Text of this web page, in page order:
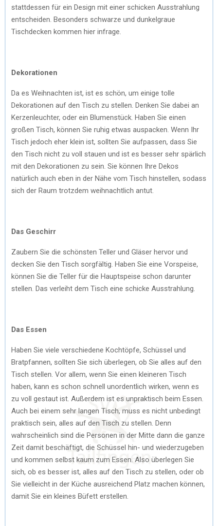
stattdessen für ein Design mit einer schicken Ausstrahlung
entscheiden. Besonders schwarze und dunkelgraue
Tischdecken kommen hier infrage.
Dekorationen
Da es Weihnachten ist, ist es schön, um einige tolle
Dekorationen auf den Tisch zu stellen. Denken Sie dabei an
Kerzenleuchter, oder ein Blumenstück. Haben Sie einen
großen Tisch, können Sie ruhig etwas auspacken. Wenn Ihr
Tisch jedoch eher klein ist, sollten Sie aufpassen, dass Sie
den Tisch nicht zu voll stauen und ist es besser sehr spärlich
mit den Dekorationen zu sein. Sie können Ihre Dekos
natürlich auch eben in der Nähe vom Tisch hinstellen, sodass
sich der Raum trotzdem weihnachtlich antut.
Das Geschirr
Zaubern Sie die schönsten Teller und Gläser hervor und
decken Sie den Tisch sorgfältig. Haben Sie eine Vorspeise,
können Sie die Teller für die Hauptspeise schon darunter
stellen. Das verleiht dem Tisch eine schicke Ausstrahlung.
Das Essen
Haben Sie viele verschiedene Kochtöpfe, Schüssel und
Bratpfannen, sollten Sie sich überlegen, ob Sie alles auf den
Tisch stellen. Vor allem, wenn Sie einen kleineren Tisch
haben, kann es schon schnell unordentlich wirken, wenn es
zu voll gestaut ist. Außerdem ist es unpraktisch beim Essen.
Auch bei einem sehr langen Tisch, muss es nicht unbedingt
praktisch sein, alles auf den Tisch zu stellen. Denn
wahrscheinlich sind die Personen in der Mitte dann die ganze
Zeit damit beschäftigt, die Schüssel hin- und wiederzugeben
und kommen selbst kaum zum Essen. Also überlegen Sie
sich, ob es besser ist, alles auf den Tisch zu stellen, oder ob
Sie vielleicht in der Küche ausreichend Platz machen können,
damit Sie ein kleines Büfett erstellen.